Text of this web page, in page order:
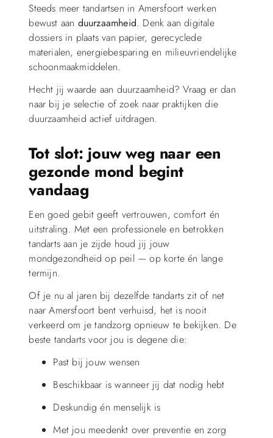
Steeds meer tandartsen in Amersfoort werken
bewust aan duurzaamheid. Denk aan digitale
dossiers in plaats van papier, gerecyclede
materialen, energiebesparing en milieuvriendelijke
schoonmaakmiddelen.
Hecht jij waarde aan duurzaamheid? Vraag er dan
naar bij je selectie of zoek naar praktijken die
duurzaamheid actief uitdragen.
Tot slot: jouw weg naar een
gezonde mond begint
vandaag
Een goed gebit geeft vertrouwen, comfort én
uitstraling. Met een professionele en betrokken
tandarts aan je zijde houd jij jouw
mondgezondheid op peil — op korte én lange
termijn.
Of je nu al jaren bij dezelfde tandarts zit of net
naar Amersfoort bent verhuisd, het is nooit
verkeerd om je tandzorg opnieuw te bekijken. De
beste tandarts voor jou is degene die:
Past bij jouw wensen
Beschikbaar is wanneer jij dat nodig hebt
Deskundig én menselijk is
Met jou meedenkt over preventie en zorg